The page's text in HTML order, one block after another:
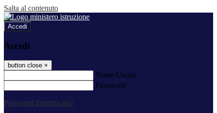
Salta al contenuto
Accedi
Accedi
button close ×
Nome Utente
Password
Password dimenticata?